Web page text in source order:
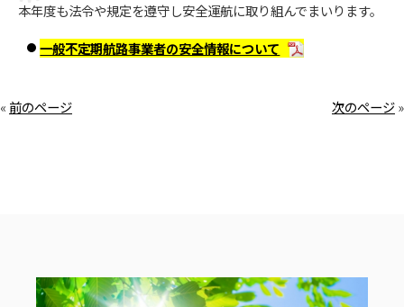
本年度も法令や規定を遵守し安全運航に取り組んでまいります。
一般不定期航路事業者の安全情報について
« 前のページ 次のページ»